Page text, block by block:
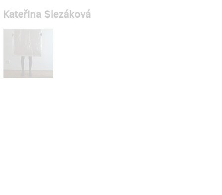
Kateřina Slezáková